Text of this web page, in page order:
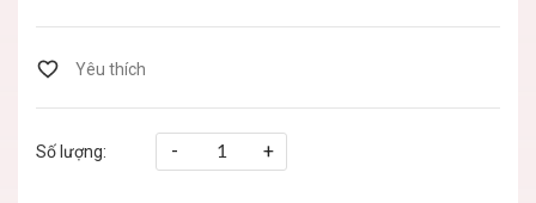
Số lượng: - +